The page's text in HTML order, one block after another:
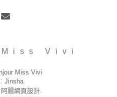
Vivi
Miss Vivi
Jinsha.
阿腸網頁設計.